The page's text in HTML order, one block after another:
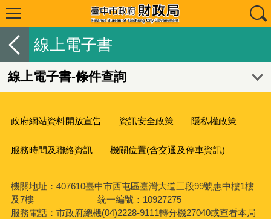
線上電子書
線上電子書-條件查詢
政府網站資料開放宣告 資訊安全政策 隱私權政策
服務時間及聯絡資訊 機關位置(含交通及停車資訊)
機關地址：407610臺中市西屯區臺灣大道三段99號惠中樓1樓
及7樓 統一編號：10927275
服務電話：市政府總機(04)2228-9111轉分機27040或查看本局